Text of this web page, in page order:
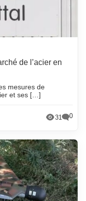
de l’acier en
mesures de
et ses […]
31 0